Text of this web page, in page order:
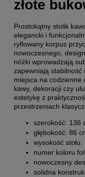
złote
Prostokątny stolik
elegancki i
ryflowany korpus
nowoczesnego,
nóżki wprowadzają
zapewniają stabilność
miejsca na codzienne
kawy, dekoracji czy
estetykę z
przestrzeniach
szerokość: 136
głębokość: 86
wysokość stołu:
numer koloru
nowoczesny
solidna